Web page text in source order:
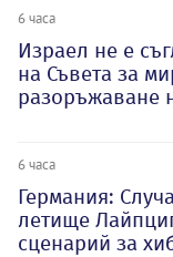
6 часа
Израел не е
на Съвета за
разоръжаване
6 часа
Германия:
летище
сценарий за